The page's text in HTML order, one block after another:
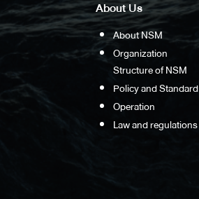
About Us
About NSM
Organization
Structure of NSM
Policy and Standard
Operation
Law and regulations